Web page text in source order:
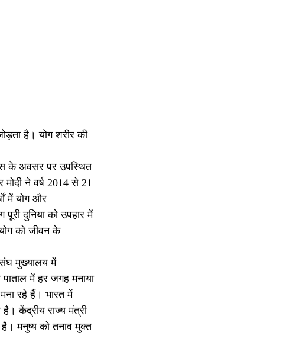
है। योग शरीर की
के अवसर पर उपस्थित
ने वर्ष 2014 से 21
में योग और
दुनिया को उपहार में
को जीवन के
संघ मुख्यालय में
में हर जगह मनाया
रहे हैं। भारत में
केंद्रीय राज्य मंत्री
है। मनुष्य को तनाव मुक्त